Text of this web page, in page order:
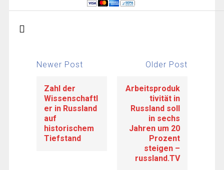
Newer Post
Zahl der
Wissenschaftl
er in Russland
auf
historischem
Tiefstand
Older Post
Arbeitsproduk
tivität in
Russland soll
in sechs
Jahren um 20
Prozent
steigen –
russland.TV